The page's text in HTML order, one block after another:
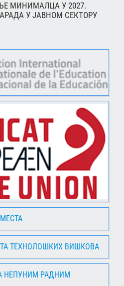
МИНИМАЛЦА У 2027.
У ЈАВНОМ СЕКТОРУ
ТЕХНОЛОШКИХ ВИШКОВА
НЕПУНИМ РАДНИМ